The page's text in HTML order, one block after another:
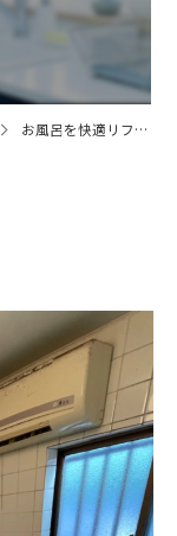
お風呂を快適リフォーム！！